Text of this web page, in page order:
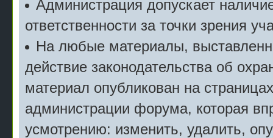
Администрация допускает
ответственности за точки зрения
На любые материалы,
действие законодательства об
материал опубликован на
администрации форума, которая
усмотрению: изменить, удалить,